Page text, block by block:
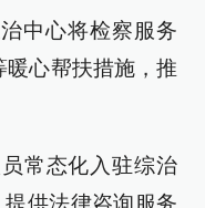
中心将检察服务
暖心帮扶措施，推
常态化入驻综治
供法律咨询服务